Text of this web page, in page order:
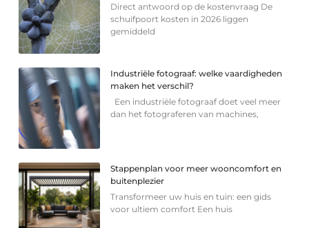
Direct antwoord op de kostenvraag De
schuifpoort kosten in 2026 liggen
gemiddeld
Industriële fotograaf: welke vaardigheden
maken het verschil?
Een industriële fotograaf doet veel meer
dan het fotograferen van machines,
Stappenplan voor meer wooncomfort en
buitenplezier
Transformeer uw huis en tuin: een gids
voor ultiem comfort Een huis